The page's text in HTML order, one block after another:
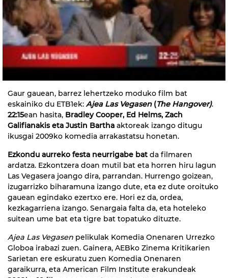
Gaur gauean, barrez lehertzeko moduko film bat
eskainiko du ETB1ek: Ajea Las Vegasen (The Hangover).
22:15ean hasita, Bradley Cooper, Ed Helms, Zach
Galifianakis eta Justin Bartha aktoreak izango ditugu
ikusgai 2009ko komedia arrakastatsu honetan.
Ezkondu aurreko festa neurrigabe bat da filmaren
ardatza. Ezkontzera doan mutil bat eta horren hiru lagun
Las Vegasera joango dira, parrandan. Hurrengo goizean,
izugarrizko biharamuna izango dute, eta ez dute oroituko
gauean egindako ezertxo ere. Hori ez da, ordea,
kezkagarriena izango. Senargaia falta da, eta hoteleko
suitean ume bat eta tigre bat topatuko dituzte.
Ajea Las Vegasen pelikulak Komedia Onenaren Urrezko
Globoa irabazi zuen. Gainera, AEBko Zinema Kritikarien
Sarietan ere eskuratu zuen Komedia Onenaren
garaikurra, eta American Film Institute erakundeak